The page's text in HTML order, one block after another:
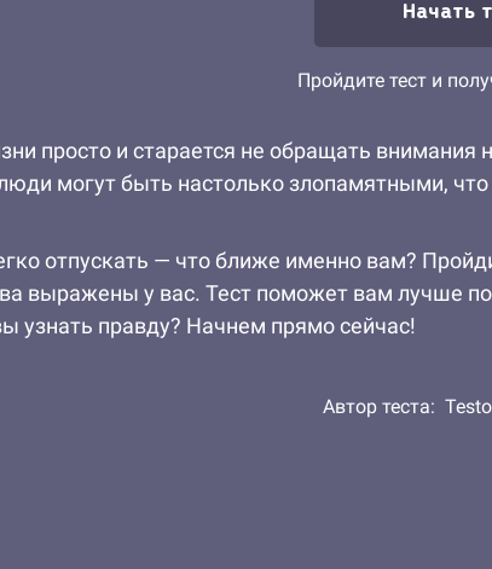
Начать
Пройдите тест и
просто и старается не обращать
могут быть настолько злопамятными,
отпускать — что ближе именно вам?
выражены у вас. Тест поможет вам лучше
узнать правду? Начнем прямо сейчас!
Автор теста: